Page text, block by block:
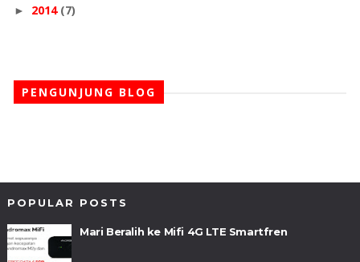
► 2014 (7)
PENGUNJUNG BLOG
POPULAR POSTS
Mari Beralih ke Mifi 4G LTE Smartfren